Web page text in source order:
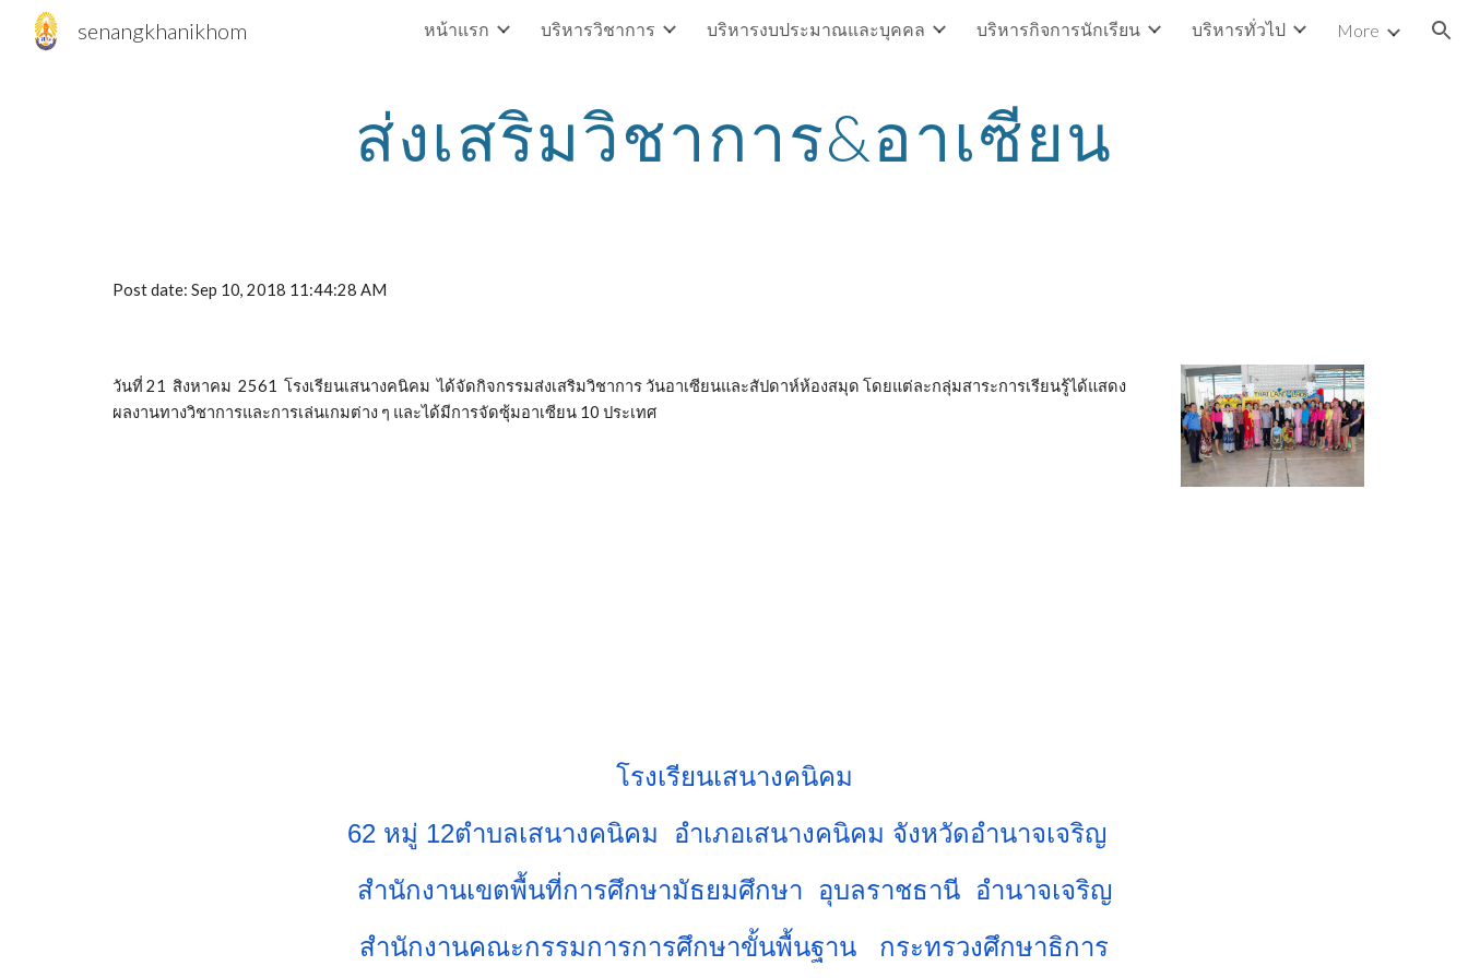
Skip to main content Skip to navigation
senangkhanikhom หน้าแรก บริหารวิชาการ บริหารงบประมาณและบุคคล บริหารกิจการนักเรียน บริหารทั่วไป More
ส่งเสริมวิชาการ&อาเซียน
Post date: Sep 10, 2018 11:44:28 AM
วันที่ 21 สิงหาคม 2561 โรงเรียนเสนางคนิคม ได้จัดกิจกรรมส่งเสริมวิชาการ วันอาเซียนและสัปดาห์ห้องสมุด โดยแต่ละกลุ่มสาระการเรียนรู้ได้แสดง
ผลงานทางวิชาการและการเล่นเกมต่าง ๆ และได้มีการจัดซุ้มอาเซียน 10 ประเทศ
โรงเรียนเสนางคนิคม
62 หมู่ 12ตำบลเสนางคนิคม อำเภอเสนางคนิคม จังหวัดอำนาจเจริญ
สำนักงานเขตพื้นที่การศึกษามัธยมศึกษา อุบลราชธานี อำนาจเจริญ
สำนักงานคณะกรรมการการศึกษาขั้นพื้นฐาน กระทรวงศึกษาธิการ